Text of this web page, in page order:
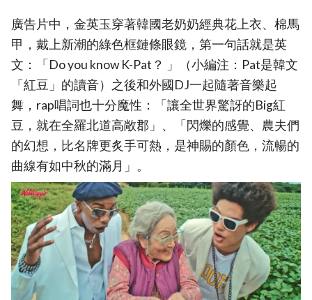
廣告片中，金英玉穿著韓國老奶奶經典花上衣、棉馬
甲，戴上新潮的綠色框鏈條眼鏡，第一句話就是英
文：「Do you know K-Pat？ 」（小編注：Pat是韓文
「紅豆」的讀音）之後和外國DJ一起隨著音樂起
舞，rap唱詞也十分魔性：「讓全世界驚訝的Big紅
豆，就在全羅北道高敞郡」、「閃爍的感覺、農夫們
的幻想，比名牌更炙手可熱，是神賜的顏色，流暢的
曲線有如中秋的滿月」。